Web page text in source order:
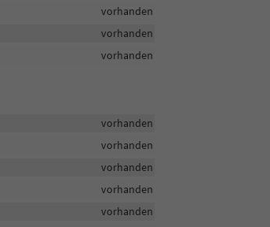
vorhanden
vorhanden
vorhanden
vorhanden
vorhanden
vorhanden
vorhanden
vorhanden